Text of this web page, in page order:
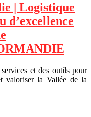
| Logistique
d’excellence
et des outils pour
valoriser la Vallée de la